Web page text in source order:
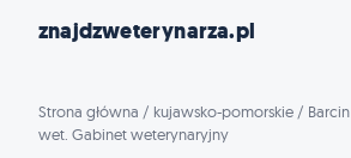
znajdzweterynarza.pl
Strona główna / kujawsko-pomorskie / Barcin
wet. Gabinet weterynaryjny